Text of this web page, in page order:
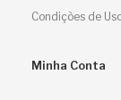
Condições de
Minha Conta